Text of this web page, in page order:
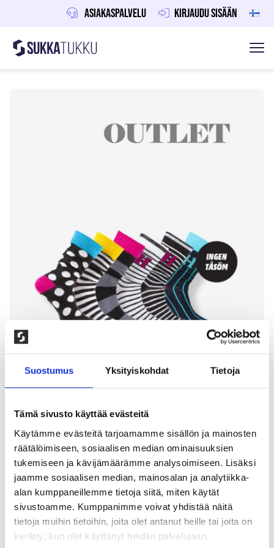
Suostumus Yksityiskohdat Tietoja
Tämä sivusto käyttää evästeitä
Käytämme evästeitä tarjoamamme sisällön ja mainosten
räätälöimiseen, sosiaalisen median ominaisuuksien
tukemiseen ja kävijämäärämme analysoimiseen. Lisäksi
jaamme sosiaalisen median, mainosalan ja analytiikka-
alan kumppaneillemme tietoja siitä, miten käytät
sivustoamme. Kumppanimme voivat yhdistää näitä
tietoja muihin tietoihin, joita olet antanut heille tai joita on
kerätty, kun olet käyttänyt heidän palvelujaan.
Asiakaspalvelu Kirjaudu sisään
Hoppa till innehåll
Sukkatukku
6-PAKKAUS PUUVILLASUKAT,
RAIDAT & PILKUT
100,00kr
Laadukaas ohut sukka, kestävästä kampapuuvillasta.
Saumaton varvasosa. Pehmeä sukka joka istuu hyvin